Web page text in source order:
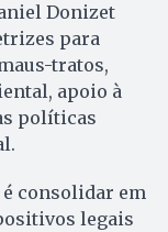
Donizet
para
tratos,
apoio à
políticas
consolidar em
legais